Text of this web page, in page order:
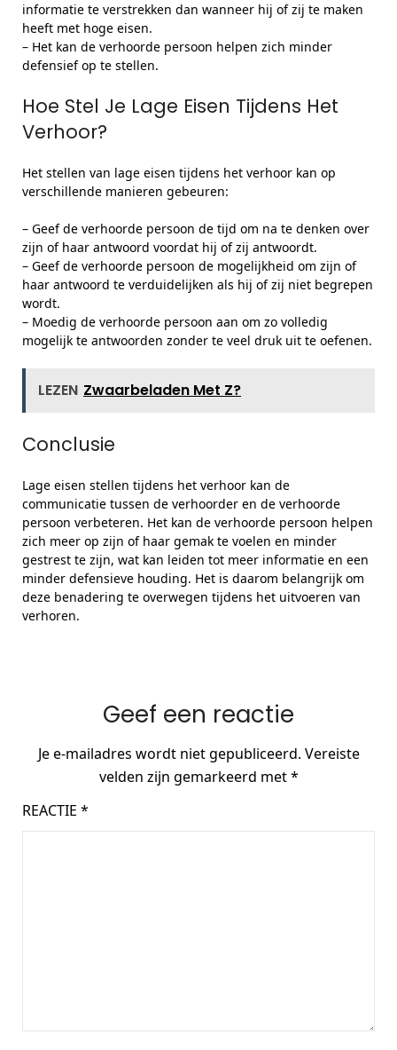
informatie te verstrekken dan wanneer hij of zij te maken
heeft met hoge eisen.
– Het kan de verhoorde persoon helpen zich minder
defensief op te stellen.
Hoe Stel Je Lage Eisen Tijdens Het
Verhoor?
Het stellen van lage eisen tijdens het verhoor kan op
verschillende manieren gebeuren:
– Geef de verhoorde persoon de tijd om na te denken over
zijn of haar antwoord voordat hij of zij antwoordt.
– Geef de verhoorde persoon de mogelijkheid om zijn of
haar antwoord te verduidelijken als hij of zij niet begrepen
wordt.
– Moedig de verhoorde persoon aan om zo volledig
mogelijk te antwoorden zonder te veel druk uit te oefenen.
LEZEN Zwaarbeladen Met Z?
Conclusie
Lage eisen stellen tijdens het verhoor kan de
communicatie tussen de verhoorder en de verhoorde
persoon verbeteren. Het kan de verhoorde persoon helpen
zich meer op zijn of haar gemak te voelen en minder
gestrest te zijn, wat kan leiden tot meer informatie en een
minder defensieve houding. Het is daarom belangrijk om
deze benadering te overwegen tijdens het uitvoeren van
verhoren.
Geef een reactie
Je e-mailadres wordt niet gepubliceerd. Vereiste
velden zijn gemarkeerd met*
REACTIE *